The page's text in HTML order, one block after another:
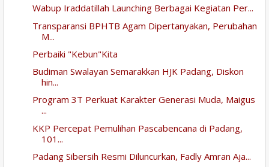
Wabup Iraddatillah Launching Berbagai Kegiatan Per...
Transparansi BPHTB Agam Dipertanyakan, Perubahan
M...
Perbaiki "Kebun"Kita
Budiman Swalayan Semarakkan HJK Padang, Diskon
hin...
Program 3T Perkuat Karakter Generasi Muda, Maigus
...
KKP Percepat Pemulihan Pascabencana di Padang,
101...
Padang Sibersih Resmi Diluncurkan, Fadly Amran Aja...